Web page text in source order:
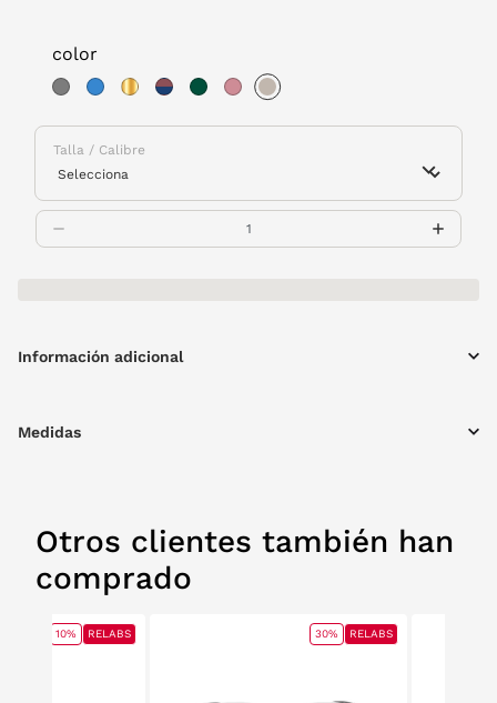
color
Talla / Calibre
Información adicional
Medidas
Otros clientes también han
comprado
10% RELABS 30% RELABS